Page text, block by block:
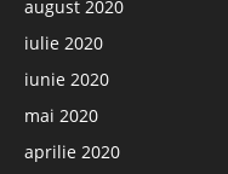
august 2020
iulie 2020
iunie 2020
mai 2020
aprilie 2020